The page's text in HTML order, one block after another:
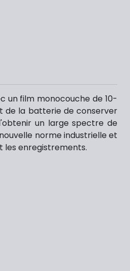
un film monocouche de 10-
de la batterie de conserver
un large spectre de
norme industrielle et
les enregistrements.